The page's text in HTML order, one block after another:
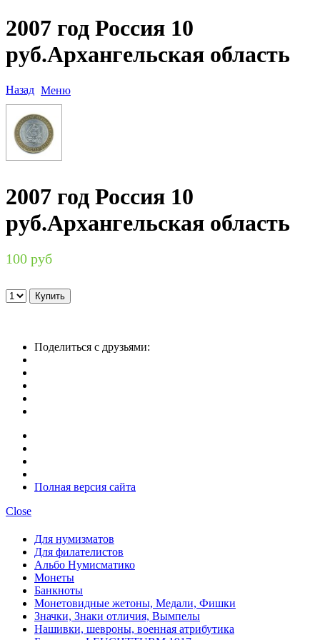
2007 год Россия 10
руб.Архангельская область
Назад Меню
2007 год Россия 10
руб.Архангельская область
100 руб
Поделиться с друзьями:
Полная версия сайта
Close
Для нумизматов
Для филателистов
Альбо Нумисматико
Монеты
Банкноты
Монетовидные жетоны, Медали, Фишки
Значки, Знаки отличия, Вымпелы
Нашивки, шевроны, военная атрибутика